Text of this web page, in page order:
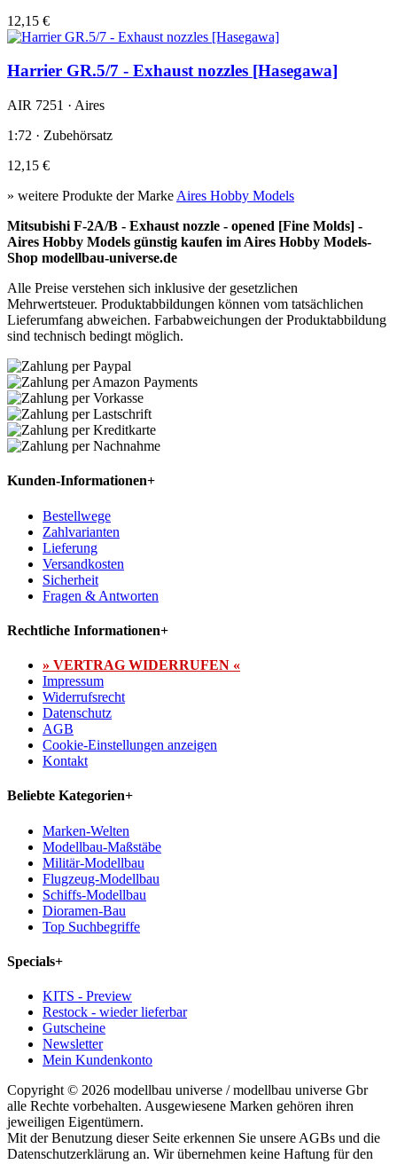
12,15 €
Harrier GR.5/7 - Exhaust nozzles [Hasegawa]
AIR 7251 · Aires
1:72 · Zubehörsatz
12,15 €
» weitere Produkte der Marke Aires Hobby Models
Mitsubishi F-2A/B - Exhaust nozzle - opened [Fine Molds] -
Aires Hobby Models günstig kaufen im Aires Hobby Models-
Shop modellbau-universe.de
Alle Preise verstehen sich inklusive der gesetzlichen
Mehrwertsteuer. Produktabbildungen können vom tatsächlichen
Lieferumfang abweichen. Farbabweichungen der Produktabbildung
sind technisch bedingt möglich.
Kunden-Informationen+
Bestellwege
Zahlvarianten
Lieferung
Versandkosten
Sicherheit
Fragen & Antworten
Rechtliche Informationen+
» VERTRAG WIDERRUFEN «
Impressum
Widerrufsrecht
Datenschutz
AGB
Cookie-Einstellungen anzeigen
Kontakt
Beliebte Kategorien+
Marken-Welten
Modellbau-Maßstäbe
Militär-Modellbau
Flugzeug-Modellbau
Schiffs-Modellbau
Dioramen-Bau
Top Suchbegriffe
Specials+
KITS - Preview
Restock - wieder lieferbar
Gutscheine
Newsletter
Mein Kundenkonto
Copyright © 2026 modellbau universe / modellbau universe Gbr
alle Rechte vorbehalten. Ausgewiesene Marken gehören ihren
jeweiligen Eigentümern.
Mit der Benutzung dieser Seite erkennen Sie unsere AGBs und die
Datenschutzerklärung an. Wir übernehmen keine Haftung für den